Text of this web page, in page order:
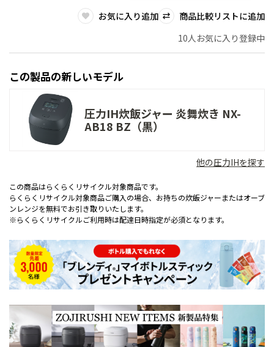
お気に入り追加
商品比較リストに追加
10人お気に入り登録中
この製品の新しいモデル
圧力IH炊飯ジャー 炎舞炊き NX-
AB18 BZ（黒）
他の圧力IHを探す
この商品はらくらくリサイクル対象商品です。
らくらくリサイクル対象商品ご購入の場合、お持ちの炊飯ジャーまたはオーブ
ンレンジを無料でお引き取りいたします。
※らくらくリサイクルご利用時は配達日時指定が必須となります。